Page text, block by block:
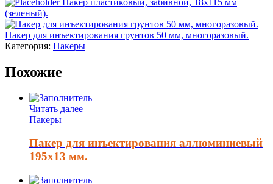
(зеленый).
Пакер для инъектирования грунтов 50 мм, многоразовый.
Категория: Пакеры
Похожие
Читать далее
Пакеры
Пакер для инъектирования аллюминиевый
195х13 мм.